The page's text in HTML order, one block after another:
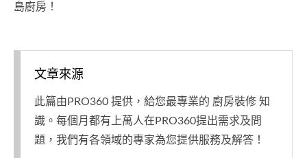
島廚房！
文章來源
此篇由PRO360 提供，給您最專業的 廚房裝修 知
識。每個月都有上萬人在PRO360提出需求及問
題，我們有各領域的專家為您提供服務及解答！